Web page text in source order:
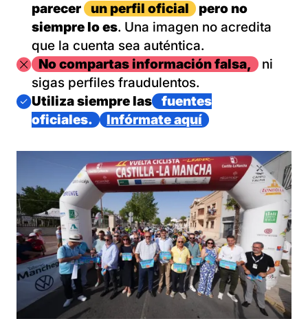
parecer
un perfil oficial
pero no
siempre lo es. Una imagen no acredita
que la cuenta sea auténtica.
ImagenNo compartas información falsa,
ni
sigas perfiles fraudulentos.
Imagen
Utiliza siempre las
fuentes
oficiales.
Infórmate aquí